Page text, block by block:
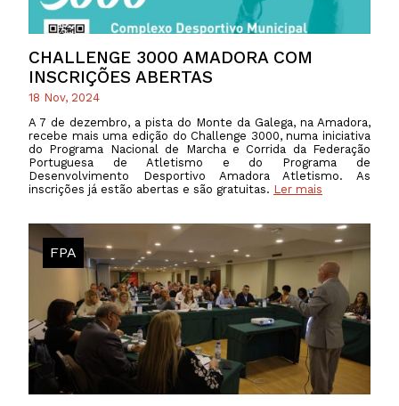
CHALLENGE 3000 AMADORA COM
INSCRIÇÕES ABERTAS
18 Nov, 2024
A 7 de dezembro, a pista do Monte da Galega, na Amadora,
recebe mais uma edição do Challenge 3000, numa iniciativa
do Programa Nacional de Marcha e Corrida da Federação
Portuguesa de Atletismo e do Programa de
Desenvolvimento Desportivo Amadora Atletismo. As
inscrições já estão abertas e são gratuitas. Ler mais
FPA